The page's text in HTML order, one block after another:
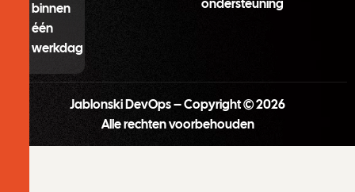
binnen
één
werkdag
ondersteuning
Jablonski DevOps – Copyright © 2026
Alle rechten voorbehouden